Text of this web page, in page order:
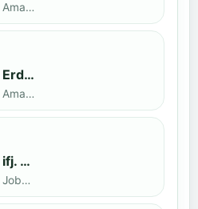
Amatőr · döntős: ifj. Benedek Zoltán
Erdal Demirci
Amatőr · döntős: Enyedi Gergely
ifj. Benedek Zoltán
Jobbak · döntős: Szatmári István